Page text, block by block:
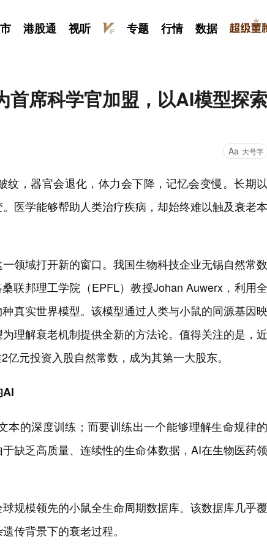
港股通 视听 专题 行情 数据
首席科学官加盟，以AI模型探索
Aa 大号字
，器官会退化，体力会下降，记忆会变慢。长期以
医学能够帮助人类治疗疾病，却始终难以触及衰老本
领域打开新的窗口。我国生物科技企业无锡自然常数
联邦理工学院（EPFL）教授Johan Auwerx，利用全
真实世界模型。该模型通过人类与小鼠的同源基因映
理解衰老机制提供全新的方法论。值得关注的是，近
元投资入股自然常数，成为其第一大股东。
AI
本的深度训练；而要训练出一个能够理解生命规律的
缺乏高质量、连续性的生命体数据，AI在生物医药领
规模领先的小鼠全生命周期数据库。该数据库几乎覆
传背景下的衰老过程。